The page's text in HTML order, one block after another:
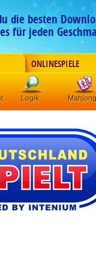
die besten
für jeden
ONLINESPIELE
Logik Mahjong